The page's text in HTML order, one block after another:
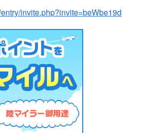
invite.php?invite=beWbe19d